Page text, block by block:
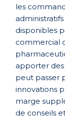
les
disponibles
commercial
apporter des
peut passer
innovations
marge
de conseils